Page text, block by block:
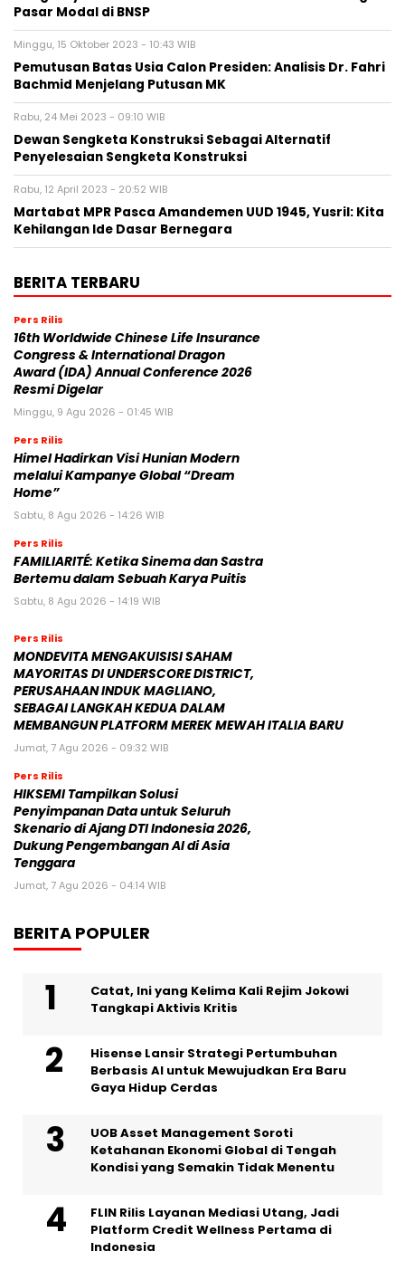
Pasar Modal di BNSP
Minggu, 15 Oktober 2023 - 10:43 WIB
Pemutusan Batas Usia Calon Presiden: Analisis Dr. Fahri
Bachmid Menjelang Putusan MK
Rabu, 24 Mei 2023 - 09:10 WIB
Dewan Sengketa Konstruksi Sebagai Alternatif
Penyelesaian Sengketa Konstruksi
Rabu, 12 April 2023 - 20:52 WIB
Martabat MPR Pasca Amandemen UUD 1945, Yusril: Kita
Kehilangan Ide Dasar Bernegara
BERITA TERBARU
Pers Rilis
16th Worldwide Chinese Life Insurance
Congress & International Dragon
Award (IDA) Annual Conference 2026
Resmi Digelar
Minggu, 9 Agu 2026 - 01:45 WIB
Pers Rilis
Himel Hadirkan Visi Hunian Modern
melalui Kampanye Global “Dream
Home”
Sabtu, 8 Agu 2026 - 14:26 WIB
Pers Rilis
FAMILIARITÉ: Ketika Sinema dan Sastra
Bertemu dalam Sebuah Karya Puitis
Sabtu, 8 Agu 2026 - 14:19 WIB
Pers Rilis
MONDEVITA MENGAKUISISI SAHAM
MAYORITAS DI UNDERSCORE DISTRICT,
PERUSAHAAN INDUK MAGLIANO,
SEBAGAI LANGKAH KEDUA DALAM
MEMBANGUN PLATFORM MEREK MEWAH ITALIA BARU
Jumat, 7 Agu 2026 - 09:32 WIB
Pers Rilis
HIKSEMI Tampilkan Solusi
Penyimpanan Data untuk Seluruh
Skenario di Ajang DTI Indonesia 2026,
Dukung Pengembangan AI di Asia
Tenggara
Jumat, 7 Agu 2026 - 04:14 WIB
BERITA POPULER
Catat, Ini yang Kelima Kali Rejim Jokowi
Tangkapi Aktivis Kritis
Hisense Lansir Strategi Pertumbuhan
Berbasis AI untuk Mewujudkan Era Baru
Gaya Hidup Cerdas
UOB Asset Management Soroti
Ketahanan Ekonomi Global di Tengah
Kondisi yang Semakin Tidak Menentu
FLIN Rilis Layanan Mediasi Utang, Jadi
Platform Credit Wellness Pertama di
Indonesia